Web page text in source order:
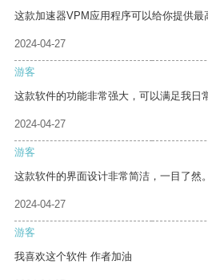
这款加速器VPM应用程序可以给你提供最
2024-04-27
游客
这款软件的功能非常强大，可以满足我日
2024-04-27
游客
这款软件的界面设计非常简洁，一目了然。
2024-04-27
游客
我喜欢这个软件 作者加油